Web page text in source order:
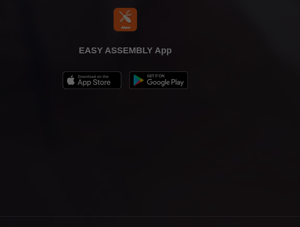
EASY ASSEMBLY App